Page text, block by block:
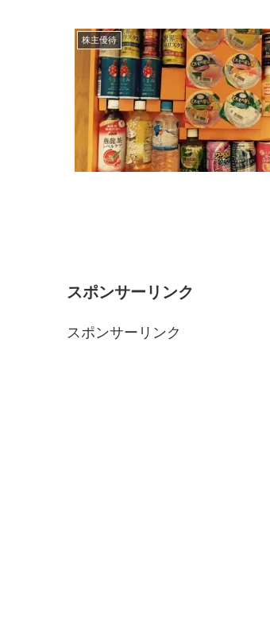
株主優待
スポンサーリンク
スポンサーリンク